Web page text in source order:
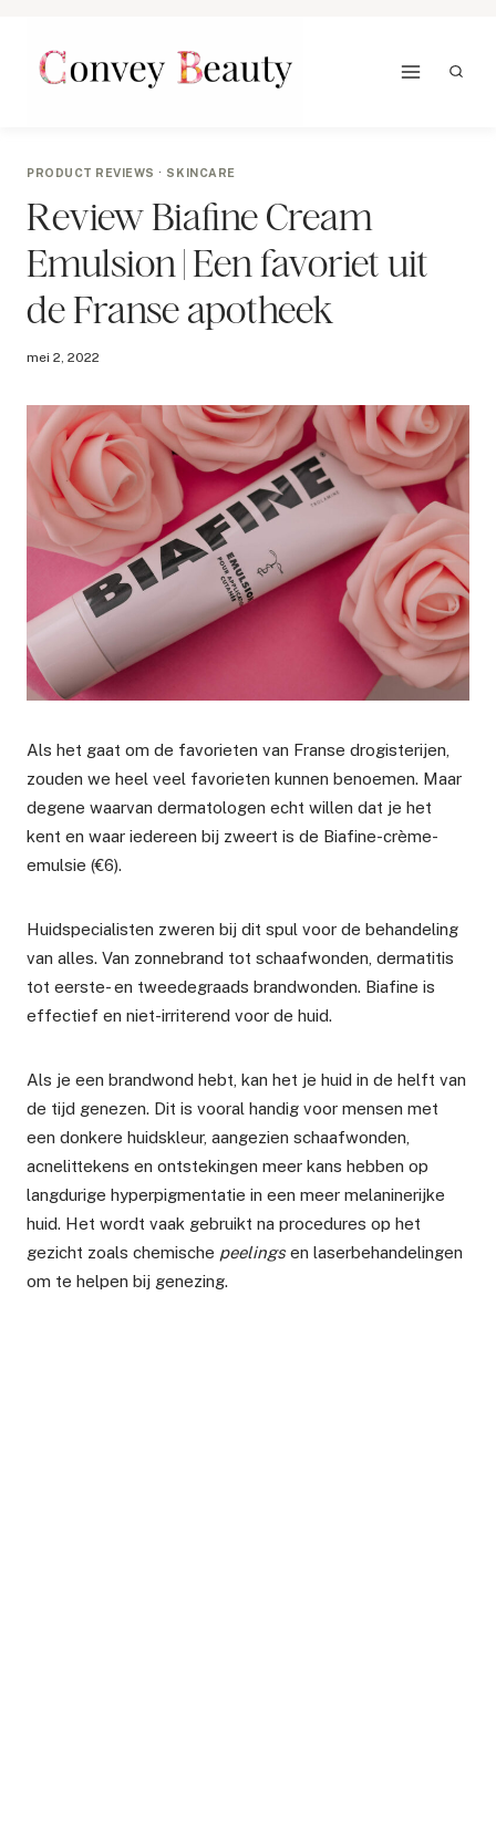
inhoud
PRODUCT REVIEWS · SKINCARE
Review Biafine Cream
Emulsion | Een favoriet uit
de Franse apotheek
mei 2, 2022
Als het gaat om de favorieten van Franse drogisterijen,
zouden we heel veel favorieten kunnen benoemen. Maar
degene waarvan dermatologen echt willen dat je het
kent en waar iedereen bij zweert is de Biafine-crème-
emulsie (€6).
Huidspecialisten zweren bij dit spul voor de behandeling
van alles. Van zonnebrand tot schaafwonden, dermatitis
tot eerste- en tweedegraads brandwonden. Biafine is
effectief en niet-irriterend voor de huid.
Als je een brandwond hebt, kan het je huid in de helft van
de tijd genezen. Dit is vooral handig voor mensen met
een donkere huidskleur, aangezien schaafwonden,
acnelittekens en ontstekingen meer kans hebben op
langdurige hyperpigmentatie in een meer melaninerijke
huid. Het wordt vaak gebruikt na procedures op het
gezicht zoals chemische peelingsen laserbehandelingen
om te helpen bij genezing.